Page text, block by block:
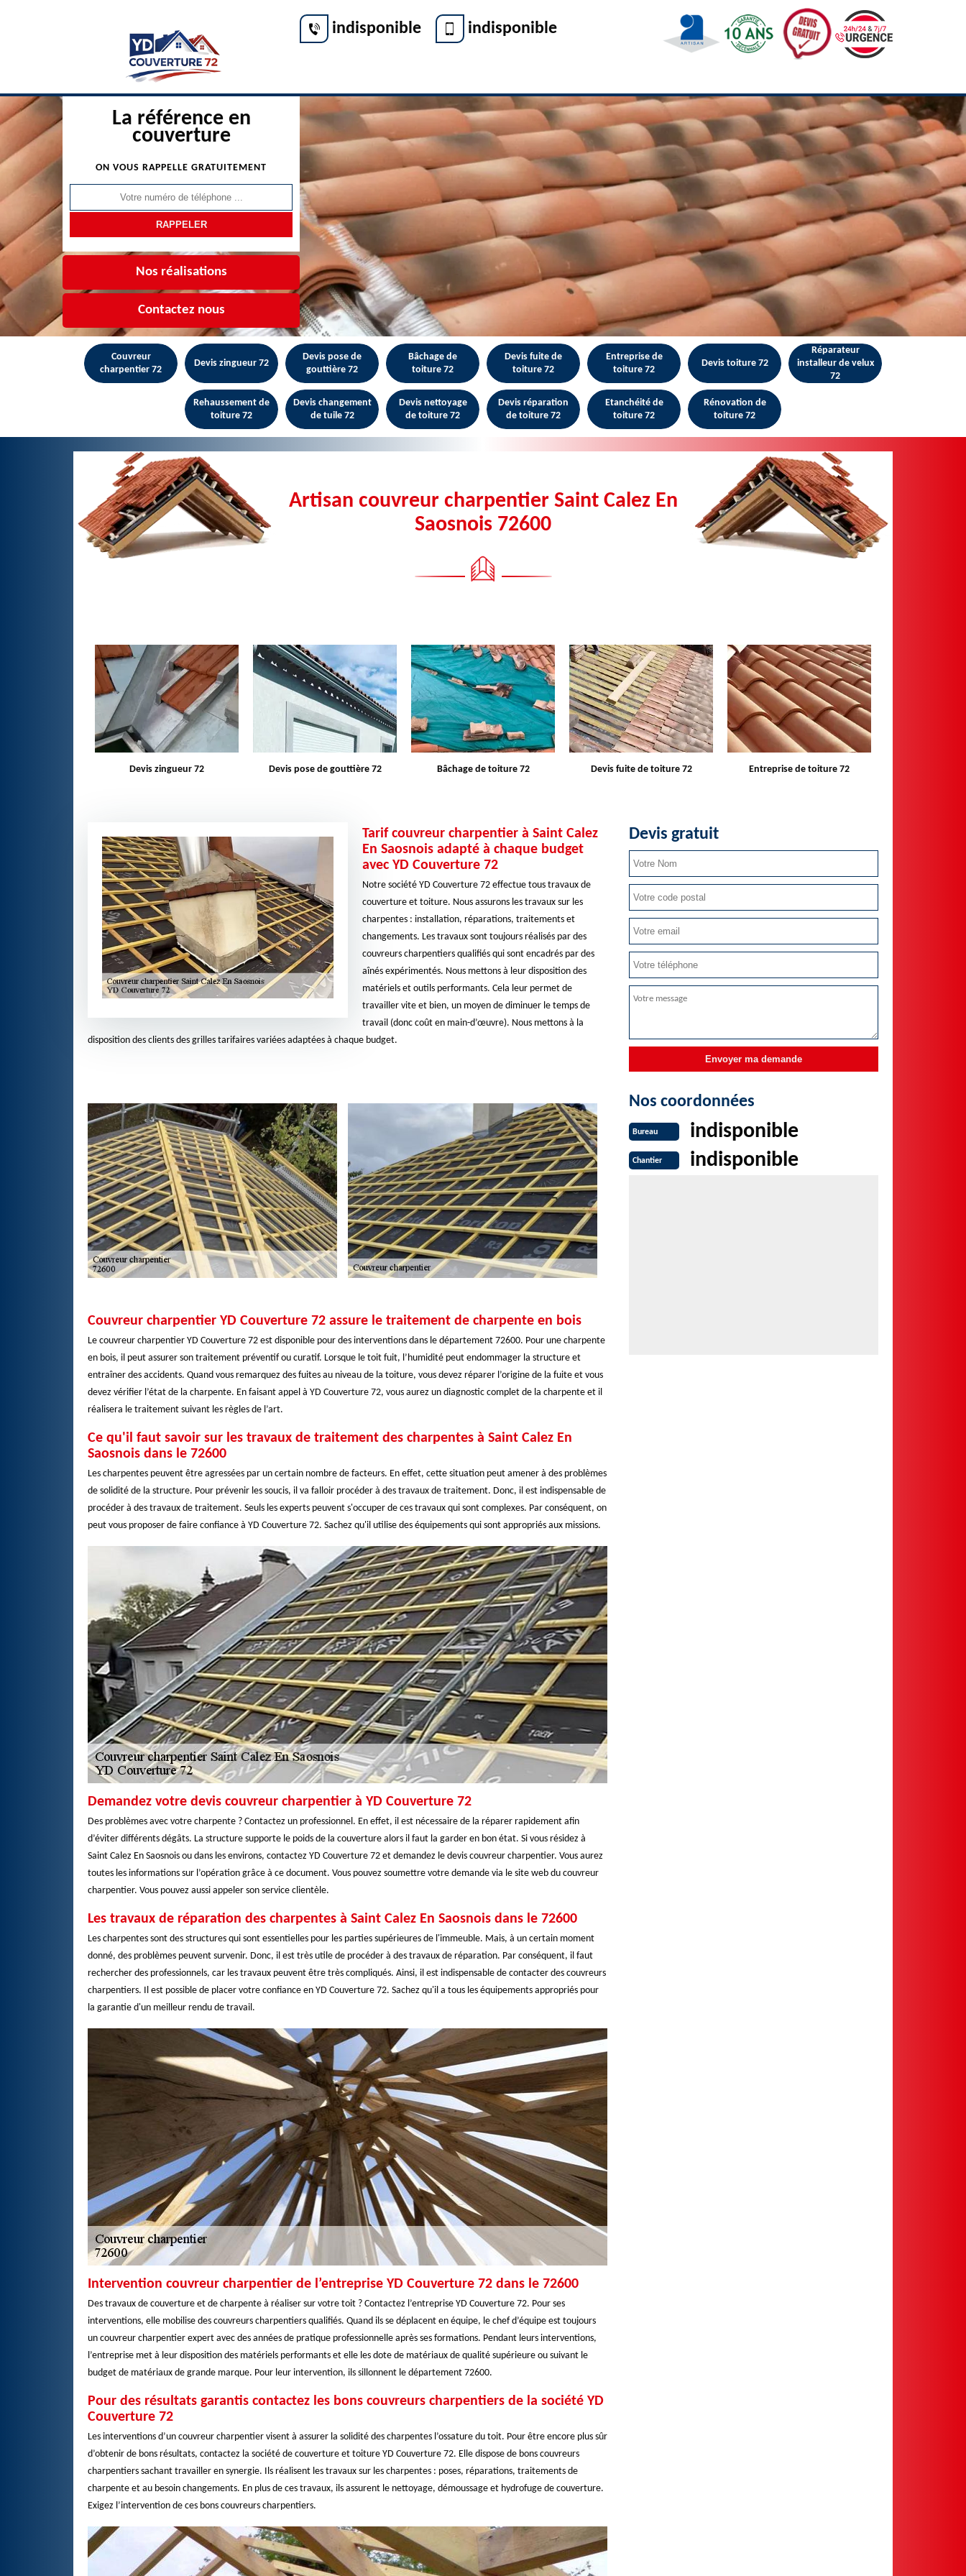
indisponible indisponible
La référence en
couverture
ON VOUS RAPPELLE GRATUITEMENT
Nos réalisations
Contactez nous
Couvreur
charpentier 72
Devis zingueur 72
Devis pose de
gouttière 72
Bâchage de
toiture 72
Devis fuite de
toiture 72
Entreprise de
toiture 72
Devis toiture 72
Réparateur
installeur de velux
72
Rehaussement de
toiture 72
Devis changement
de tuile 72
Devis nettoyage
de toiture 72
Devis réparation
de toiture 72
Etanchéité de
toiture 72
Rénovation de
toiture 72
Artisan couvreur charpentier Saint Calez En
Saosnois 72600
Devis pose de gouttière 72 Bâchage de toiture 72 Devis fuite de toiture 72 Entreprise de toiture 72 Devis toiture 72
Tarif couvreur charpentier à Saint Calez
En Saosnois adapté à chaque budget
avec YD Couverture 72
Notre société YD Couverture 72 effectue tous travaux de
couverture et toiture. Nous assurons les travaux sur les
charpentes : installation, réparations, traitements et
changements. Les travaux sont toujours réalisés par des
couvreurs charpentiers qualifiés qui sont encadrés par des
aînés expérimentés. Nous mettons à leur disposition des
matériels et outils performants. Cela leur permet de
travailler vite et bien, un moyen de diminuer le temps de
travail (donc coût en main-d’œuvre). Nous mettons à la
disposition des clients des grilles tarifaires variées adaptées à chaque budget.
Couvreur charpentier YD Couverture 72 assure le traitement de charpente en bois
Le couvreur charpentier YD Couverture 72 est disponible pour des interventions dans le département 72600. Pour une charpente
en bois, il peut assurer son traitement préventif ou curatif. Lorsque le toit fuit, l’humidité peut endommager la structure et
entraîner des accidents. Quand vous remarquez des fuites au niveau de la toiture, vous devez réparer l’origine de la fuite et vous
devez vérifier l’état de la charpente. En faisant appel à YD Couverture 72, vous aurez un diagnostic complet de la charpente et il
réalisera le traitement suivant les règles de l’art.
Ce qu'il faut savoir sur les travaux de traitement des charpentes à Saint Calez En
Saosnois dans le 72600
Les charpentes peuvent être agressées par un certain nombre de facteurs. En effet, cette situation peut amener à des problèmes
de solidité de la structure. Pour prévenir les soucis, il va falloir procéder à des travaux de traitement. Donc, il est indispensable de
procéder à des travaux de traitement. Seuls les experts peuvent s'occuper de ces travaux qui sont complexes. Par conséquent, on
peut vous proposer de faire confiance à YD Couverture 72. Sachez qu'il utilise des équipements qui sont appropriés aux missions.
Demandez votre devis couvreur charpentier à YD Couverture 72
Des problèmes avec votre charpente ? Contactez un professionnel. En effet, il est nécessaire de la réparer rapidement afin
d’éviter différents dégâts. La structure supporte le poids de la couverture alors il faut la garder en bon état. Si vous résidez à
Saint Calez En Saosnois ou dans les environs, contactez YD Couverture 72 et demandez le devis couvreur charpentier. Vous aurez
toutes les informations sur l’opération grâce à ce document. Vous pouvez soumettre votre demande via le site web du couvreur
charpentier. Vous pouvez aussi appeler son service clientèle.
Les travaux de réparation des charpentes à Saint Calez En Saosnois dans le 72600
Les charpentes sont des structures qui sont essentielles pour les parties supérieures de l'immeuble. Mais, à un certain moment
donné, des problèmes peuvent survenir. Donc, il est très utile de procéder à des travaux de réparation. Par conséquent, il faut
rechercher des professionnels, car les travaux peuvent être très compliqués. Ainsi, il est indispensable de contacter des couvreurs
charpentiers. Il est possible de placer votre confiance en YD Couverture 72. Sachez qu'il a tous les équipements appropriés pour
la garantie d'un meilleur rendu de travail.
Intervention couvreur charpentier de l’entreprise YD Couverture 72 dans le 72600
Des travaux de couverture et de charpente à réaliser sur votre toit ? Contactez l’entreprise YD Couverture 72. Pour ses
interventions, elle mobilise des couvreurs charpentiers qualifiés. Quand ils se déplacent en équipe, le chef d’équipe est toujours
un couvreur charpentier expert avec des années de pratique professionnelle après ses formations. Pendant leurs interventions,
l’entreprise met à leur disposition des matériels performants et elle les dote de matériaux de qualité supérieure ou suivant le
budget de matériaux de grande marque. Pour leur intervention, ils sillonnent le département 72600.
Pour des résultats garantis contactez les bons couvreurs charpentiers de la société YD
Couverture 72
Les interventions d’un couvreur charpentier visent à assurer la solidité des charpentes l’ossature du toit. Pour être encore plus sûr
d’obtenir de bons résultats, contactez la société de couverture et toiture YD Couverture 72. Elle dispose de bons couvreurs
charpentiers sachant travailler en synergie. Ils réalisent les travaux sur les charpentes : poses, réparations, traitements de
charpente et au besoin changements. En plus de ces travaux, ils assurent le nettoyage, démoussage et hydrofuge de couverture.
Exigez l’intervention de ces bons couvreurs charpentiers.
Devis gratuit
Nos coordonnées
Bureau indisponible
Chantier indisponible